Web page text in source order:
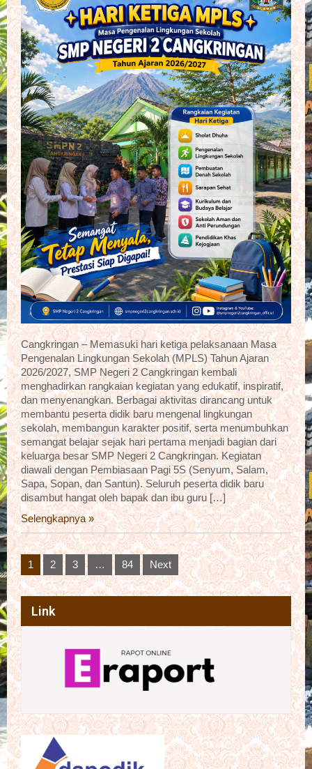
Cangkringan – Memasuki hari ketiga pelaksanaan Masa
Pengenalan Lingkungan Sekolah (MPLS) Tahun Ajaran
2026/2027, SMP Negeri 2 Cangkringan kembali
menghadirkan rangkaian kegiatan yang edukatif, inspiratif,
dan menyenangkan. Berbagai aktivitas dirancang untuk
membantu peserta didik baru mengenal lingkungan
sekolah, membangun karakter positif, serta menumbuhkan
semangat belajar sejak hari pertama menjadi bagian dari
keluarga besar SMP Negeri 2 Cangkringan. Kegiatan
diawali dengan Pembiasaan Pagi 5S (Senyum, Salam,
Sapa, Sopan, dan Santun). Seluruh peserta didik baru
disambut hangat oleh bapak dan ibu guru […]
Selengkapnya »
Posts
pagination
1 2 3 … 84 Next
Link